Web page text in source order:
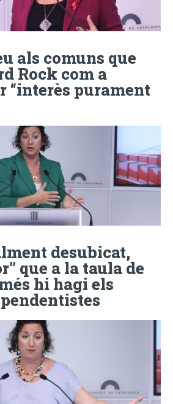
als comuns que
Rock com a
“interès purament
desubicat,
que a la taula de
hi hagi els